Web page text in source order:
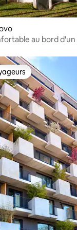
au bord d'un